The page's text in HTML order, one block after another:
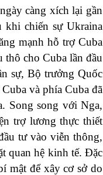
càng xích lại gần
khi chiến sự Ukraina
mạnh hỗ trợ Cuba
cho Cuba lần đầu
sự, Bộ trưởng Quốc
và phía Cuba đã
Song song với Nga,
trợ lương thực thiết
tư vào viễn thông,
quan hệ kinh tế. Đặc
mật để xây cơ sở do